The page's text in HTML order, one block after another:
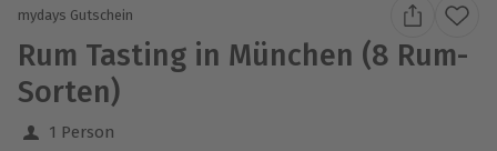
mydays Gutschein
Rum Tasting in München (8 Rum-
Sorten)
1 Person